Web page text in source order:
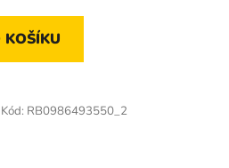
KOŠÍKU
Kód: RB0986493550_2